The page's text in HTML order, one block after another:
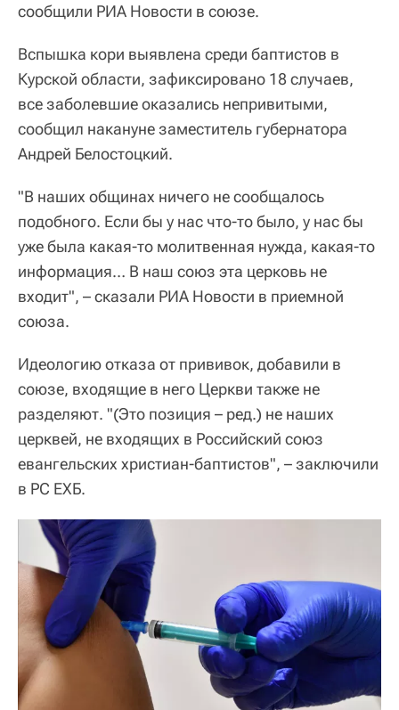
сообщили РИА Новости в союзе.
Вспышка кори выявлена среди баптистов в
Курской области, зафиксировано 18 случаев,
все заболевшие оказались непривитыми,
сообщил накануне заместитель губернатора
Андрей Белостоцкий.
"В наших общинах ничего не сообщалось
подобного. Если бы у нас что-то было, у нас бы
уже была какая-то молитвенная нужда, какая-то
информация… В наш союз эта церковь не
входит", – сказали РИА Новости в приемной
союза.
Идеологию отказа от прививок, добавили в
союзе, входящие в него Церкви также не
разделяют. "(Это позиция – ред.) не наших
церквей, не входящих в Российский союз
евангельских христиан-баптистов", – заключили
в РС ЕХБ.